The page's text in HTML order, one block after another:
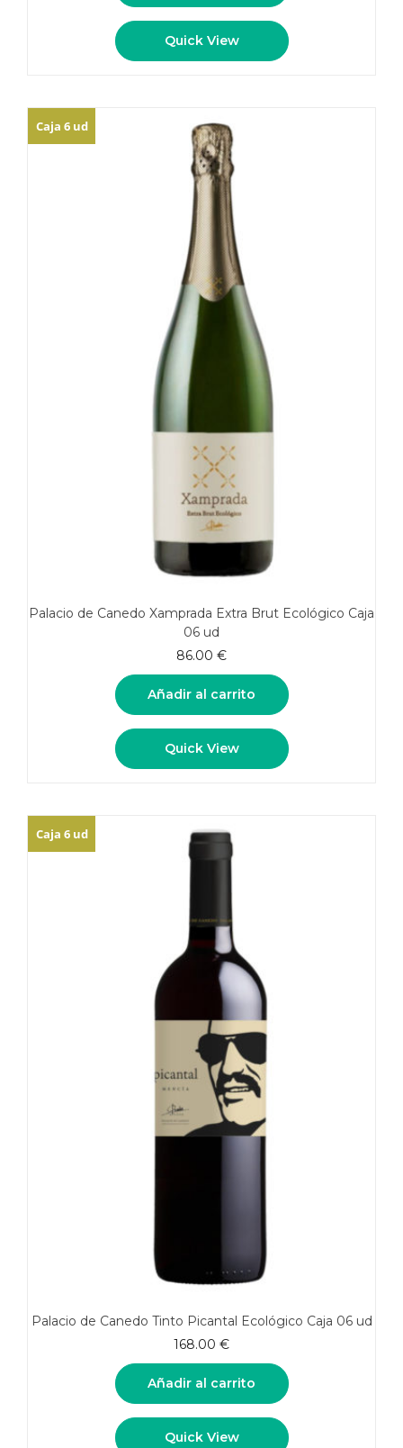
Quick View
Caja 6 ud
Palacio de Canedo Xamprada Extra Brut Ecológico Caja
06 ud
86.00 €
Añadir al carrito
Quick View
Caja 6 ud
Palacio de Canedo Tinto Picantal Ecológico Caja 06 ud
168.00 €
Añadir al carrito
Quick View